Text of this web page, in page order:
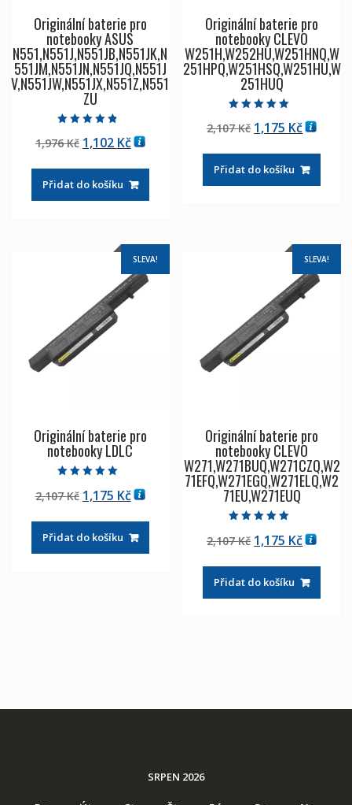
Originální baterie pro
notebooky ASUS
N551,N551J,N551JB,N551JK,N
551JM,N551JN,N551JQ,N551J
V,N551JW,N551JX,N551Z,N551
ZU
4.50
z 5
1,976Kč Původní
byla:
1,976 Kč
1,102 KčAktuální
je:
1,102 Kč
Přidat do košíku
Originální baterie pro
notebooky CLEVO
W251H,W252HU,W251HNQ,W
251HPQ,W251HSQ,W251HU,W
251HUQ
5.00
z 5
2,107Kč Původní
byla:
2,107 Kč
1,175 Kč
je:
1,175 Kč
Přidat do košíku
SLEVA!
Originální baterie pro
notebooky LDLC
5.00
z 5
2,107Kč Původní
byla:
2,107 Kč
1,175 KčAktuální
je:
1,175 Kč
Přidat do košíku
SLEVA!
Originální baterie pro
notebooky CLEVO
W271,W271BUQ,W271CZQ,W2
71EFQ,W271EGQ,W271ELQ,W2
71EU,W271EUQ
5.00
z 5
2,107Kč Původní
byla:
2,107 Kč
1,175 Kč
je:
1,175 Kč
Přidat do košíku
SRPEN 2026